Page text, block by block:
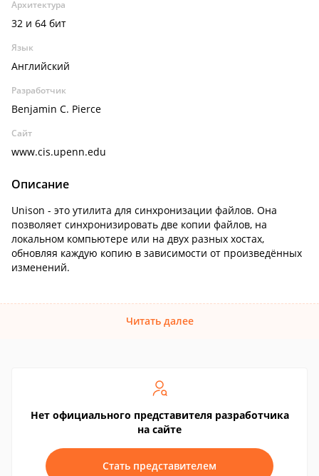
Архитектура
32 и 64 бит
Язык
Английский
Разработчик
Benjamin C. Pierce
Сайт
www.cis.upenn.edu
Описание
Unison - это утилита для синхронизации файлов. Она
позволяет синхронизировать две копии файлов, на
локальном компьютере или на двух разных хостах,
обновляя каждую копию в зависимости от произведённых
изменений.
Читать далее
Нет официального представителя разработчика
на сайте
Стать представителем